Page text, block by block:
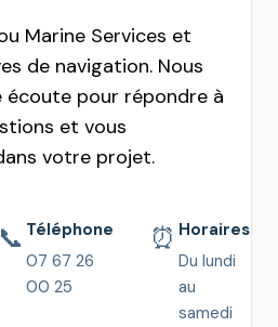
Marine Services et
de navigation. Nous
pour répondre à
et vous
votre projet.
📞 Téléphone
07 67 26
00 25
⏰ Horaires
Du lundi
au
samedi